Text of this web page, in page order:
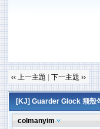
‹‹ 上一主題 |下一主題 ››
[KJ] Guarder Glock 飛殼
colmanyim